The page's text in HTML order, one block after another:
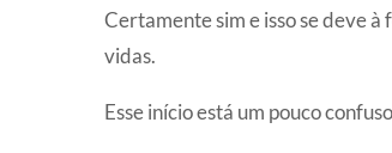
Certamente sim e isso se deve
vidas.
Esse início está um pouco